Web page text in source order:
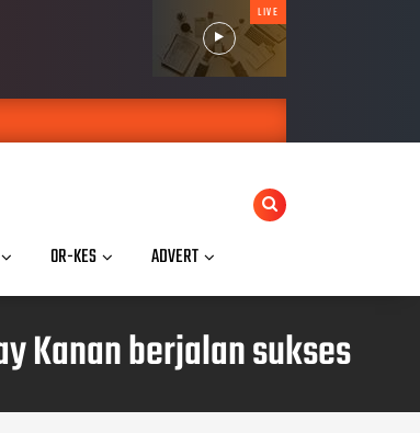
LIVE
OR-KES ADVERT
Kanan berjalan sukses